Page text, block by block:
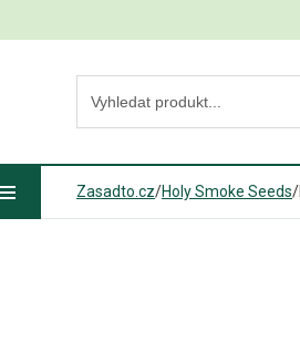
Zasadto.cz/Holy Smoke Seeds/